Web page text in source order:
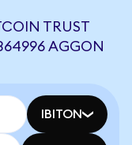
TRUST
AGGON
IBITON